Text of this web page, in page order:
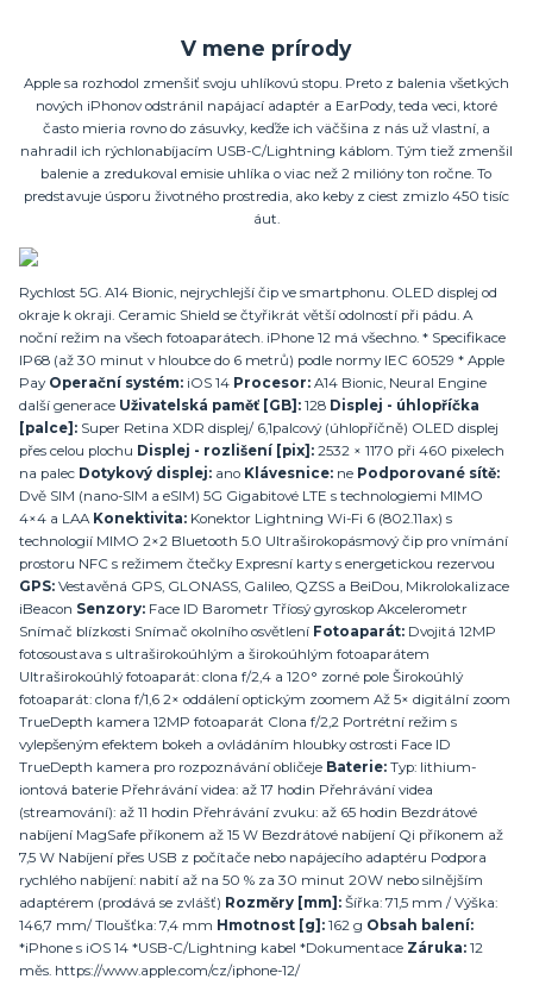
V mene prírody
Apple sa rozhodol zmenšiť svoju uhlíkovú stopu. Preto z balenia všetkých
nových iPhonov odstránil napájací adaptér a EarPody, teda veci, ktoré
často mieria rovno do zásuvky, keďže ich väčšina z nás už vlastní, a
nahradil ich rýchlonabíjacím USB-C/Lightning káblom. Tým tiež zmenšil
balenie a zredukoval emisie uhlíka o viac než 2 milióny ton ročne. To
predstavuje úsporu životného prostredia, ako keby z ciest zmizlo 450 tisíc
áut.
Rychlost 5G. A14 Bionic, nejrychlejší čip ve smartphonu. OLED displej od
okraje k okraji. Ceramic Shield se čtyřikrát větší odolností při pádu. A
noční režim na všech fotoaparátech. iPhone 12 má všechno. * Specifikace
IP68 (až 30 minut v hloubce do 6 metrů) podle normy IEC 60529 * Apple
Pay Operační systém: iOS 14 Procesor: A14 Bionic, Neural Engine
další generace Uživatelská paměť [GB]: 128 Displej - úhlopříčka
[palce]: Super Retina XDR displej/ 6,1palcový (úhlopříčně) OLED displej
přes celou plochu Displej - rozlišení [pix]: 2532 × 1170 při 460 pixelech
na palec Dotykový displej: ano Klávesnice: ne Podporované sítě:
Dvě SIM (nano-SIM a eSIM) 5G Gigabitové LTE s technologiemi MIMO
4×4 a LAA Konektivita: Konektor Lightning Wi-Fi 6 (802.11ax) s
technologií MIMO 2×2 Bluetooth 5.0 Ultraširokopásmový čip pro vnímání
prostoru NFC s režimem čtečky Expresní karty s energetickou rezervou
GPS: Vestavěná GPS, GLONASS, Galileo, QZSS a BeiDou, Mikrolokalizace
iBeacon Senzory: Face ID Barometr Tříosý gyroskop Akcelerometr
Snímač blízkosti Snímač okolního osvětlení Fotoaparát: Dvojitá 12MP
fotosoustava s ultraširokoúhlým a širokoúhlým fotoaparátem
Ultraširokoúhlý fotoaparát: clona f/2,4 a 120° zorné pole Širokoúhlý
fotoaparát: clona f/1,6 2× oddálení optickým zoomem Až 5× digitální zoom
TrueDepth kamera 12MP fotoaparát Clona f/2,2 Portrétní režim s
vylepšeným efektem bokeh a ovládáním hloubky ostrosti Face ID
TrueDepth kamera pro rozpo­znávání obličeje Baterie: Typ: lithium-
iontová baterie Přehrávání videa: až 17 hodin Přehrávání videa
(streamování): až 11 hodin Přehrávání zvuku: až 65 hodin Bezdrátové
nabíjení MagSafe příkonem až 15 W Bezdrátové nabíjení Qi příkonem až
7,5 W Nabíjení přes USB z počítače nebo napájecího adaptéru Podpora
rychlého nabíjení: nabití až na 50 % za 30 minut 20W nebo silnějším
adaptérem (prodává se zvlášť) Rozměry [mm]: Šířka: 71,5 mm / Výška:
146,7 mm/ Tloušťka: 7,4 mm Hmotnost [g]: 162 g Obsah balení:
*iPhone s iOS 14 *USB-C/Lightning kabel *Dokumentace Záruka: 12
měs. https://www.apple.com/cz/iphone-12/